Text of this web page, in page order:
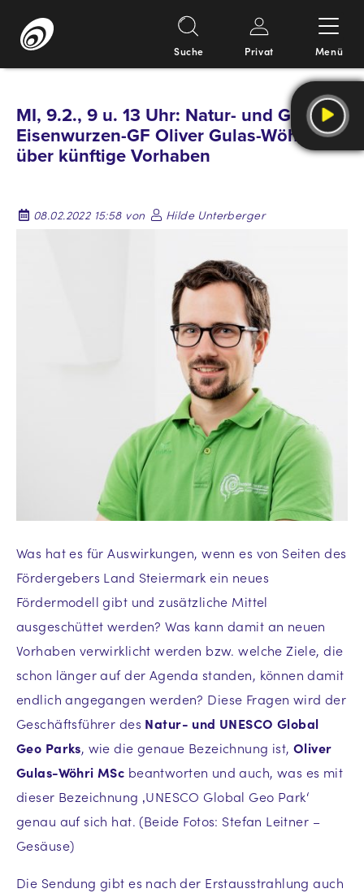
Inhalt
Suche Privat Menü
MI, 9.2., 9 u. 13 Uhr: Natur- und Geopark
Eisenwurzen-GF Oliver Gulas-Wöhri
über künftige Vorhaben
08.02.2022 15:58 von Hilde Unterberger
Was hat es für Auswirkungen, wenn es von Seiten des
Fördergebers Land Steiermark ein neues
Fördermodell gibt und zusätzliche Mittel
ausgeschüttet werden? Was kann damit an neuen
Vorhaben verwirklicht werden bzw. welche Ziele, die
schon länger auf der Agenda standen, können damit
endlich angegangen werden? Diese Fragen wird der
Geschäftsführer des Natur- und UNESCO Global
Geo Parks, wie die genaue Bezeichnung ist,Oliver
Gulas-Wöhri MSc beantworten und auch, was es mit
dieser Bezeichnung ‚UNESCO Global Geo Park‘
genau auf sich hat. (Beide Fotos: Stefan Leitner –
Gesäuse)
Die Sendung gibt es nach der Erstausstrahlung auch